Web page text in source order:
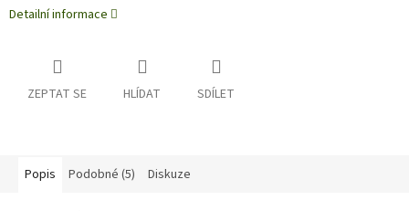
Detailní informace
ZEPTAT SE HLÍDAT SDÍLET
Popis Podobné (5) Diskuze